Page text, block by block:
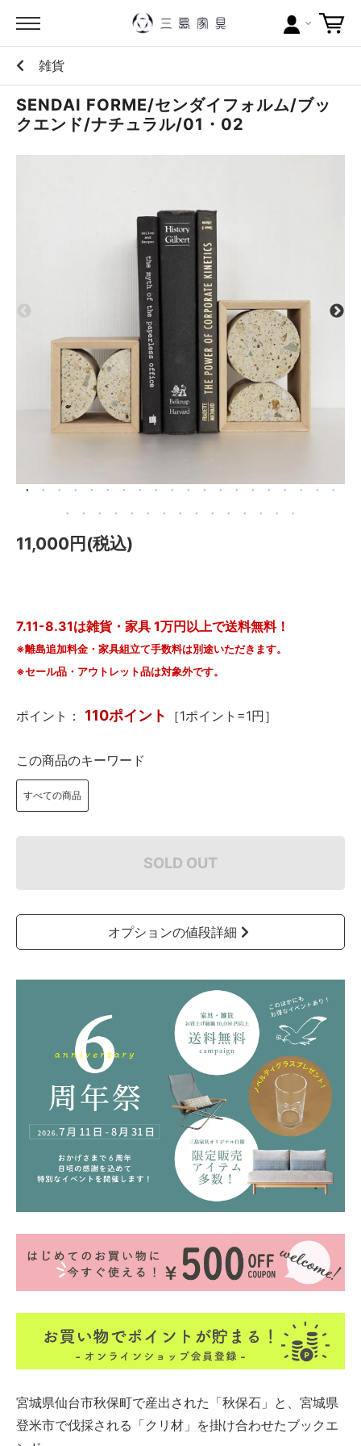
カテゴリー
ブランドから探す
ラッピングについて
メールマガジン
Instagram
雑貨
SENDAI FORME/センダイフォルム/ブッ
クエンド/ナチュラル/01・02
11,000円(税込)
7.11-8.31は雑貨・家具 1万円以上で送料無料！
※離島追加料金・家具組立て手数料は別途いただきます。
※セール品・アウトレット品は対象外です。
ポイント： 110ポイント ［1ポイント=1円］
この商品のキーワード
すべての商品
SOLD OUT
オプションの値段詳細
宮城県仙台市秋保町で産出された「秋保石」と、宮城県
登米市で伐採される「クリ材」を掛け合わせたブックエ